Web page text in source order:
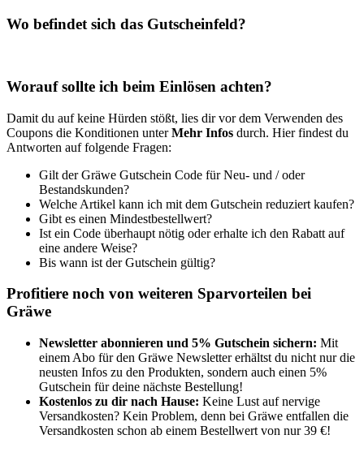
Wo befindet sich das Gutscheinfeld?
Worauf sollte ich beim Einlösen achten?
Damit du auf keine Hürden stößt, lies dir vor dem Verwenden des
Coupons die Konditionen unterMehr Infos durch. Hier findest du
Antworten auf folgende Fragen:
Gilt der Gräwe Gutschein Code für Neu- und / oder
Bestandskunden?
Welche Artikel kann ich mit dem Gutschein reduziert kaufen?
Gibt es einen Mindestbestellwert?
Ist ein Code überhaupt nötig oder erhalte ich den Rabatt auf
eine andere Weise?
Bis wann ist der Gutschein gültig?
Profitiere noch von weiteren Sparvorteilen bei
Gräwe
Newsletter abonnieren und 5% Gutschein sichern: Mit
einem Abo für den Gräwe Newsletter erhältst du nicht nur die
neusten Infos zu den Produkten, sondern auch einen 5%
Gutschein für deine nächste Bestellung!
Kostenlos zu dir nach Hause: Keine Lust auf nervige
Versandkosten? Kein Problem, denn bei Gräwe entfallen die
Versandkosten schon ab einem Bestellwert von nur 39 €!